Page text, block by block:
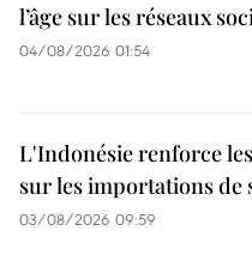
l’âge sur les réseaux
04/08/2026 01:54
L'Indonésie renforce
sur les importations de
03/08/2026 09:59